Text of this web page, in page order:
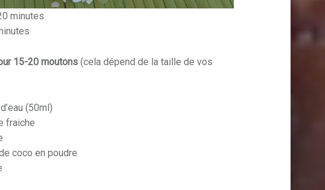
minutes
15-20 moutons (cela dépend de la taille de vos
(50ml)
fraiche
coco en poudre